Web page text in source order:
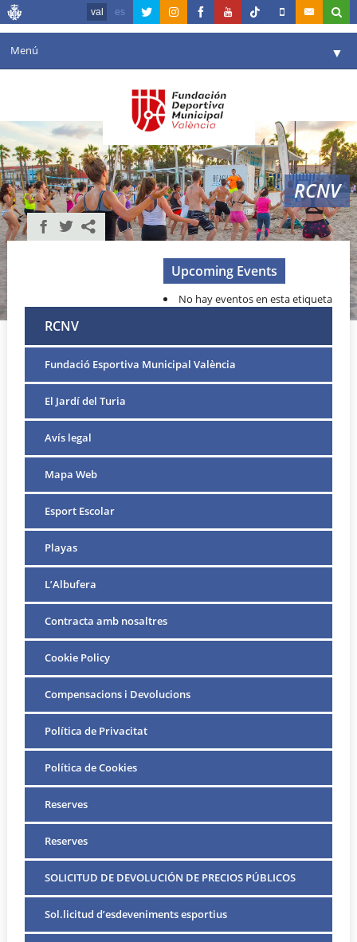
val es
Menú ▼
Agenda
Instal·lacions ▼
Comunicació ▼
València en esport ▼
RCNV
Upcoming Events
No hay eventos en esta etiqueta
RCNV
Fundació Esportiva Municipal València
El Jardí del Turia
Avís legal
Mapa Web
Esport Escolar
Playas
L’Albufera
Contracta amb nosaltres
Cookie Policy
Compensacions i Devolucions
Política de Privacitat
Política de Cookies
Reserves
Reserves
SOLICITUD DE DEVOLUCIÓN DE PRECIOS PÚBLICOS
Sol.licitud d’esdeveniments esportius